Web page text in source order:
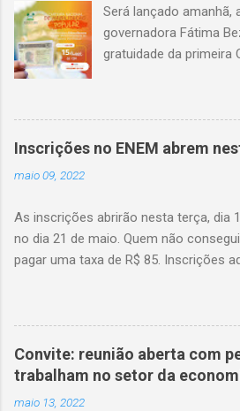
Será lançado amanhã,
governadora Fátima
gratuidade da primeira
Família e outros
devidamente inscritos
Inscrições no ENEM abrem
maio 09, 2022
As inscrições abrirão nesta terça, dia
no dia 21 de maio. Quem não
pagar uma taxa de R$ 85. Inscrições
Convite: reunião aberta com
trabalham no setor da
maio 13, 2022